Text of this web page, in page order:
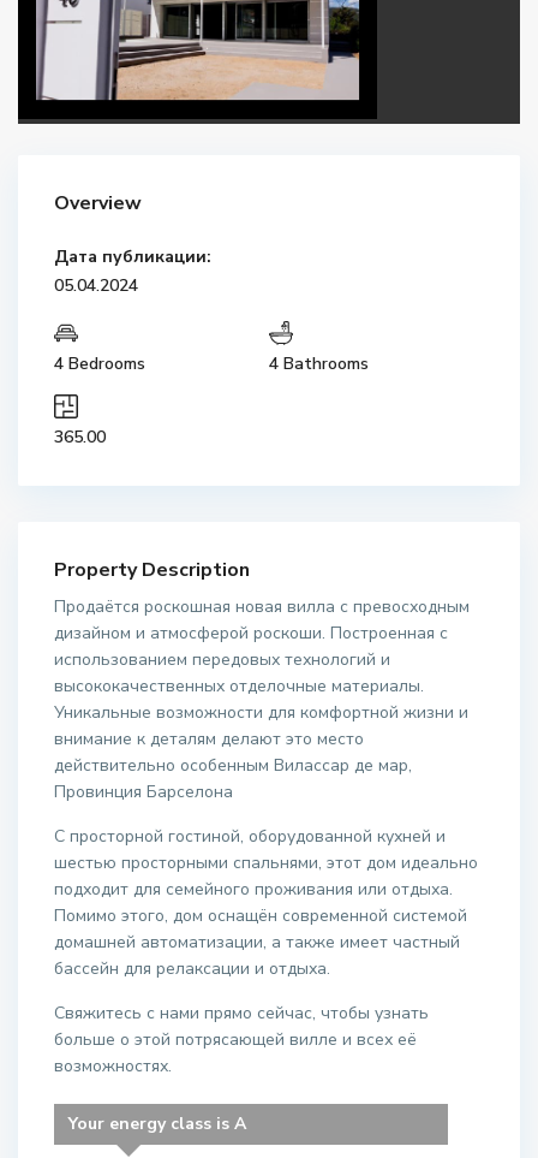
Overview
Дата публикации:
05.04.2024
4 Bedrooms 4 Bathrooms
365.00
Property Description
Продаётся роскошная новая вилла с превосходным
дизайном и атмосферой роскоши. Построенная с
использованием передовых технологий и
высококачественных отделочные материалы.
Уникальные возможности для комфортной жизни и
внимание к деталям делают это место
действительно особенным Вилассар де мар,
Провинция Барселона
С просторной гостиной, оборудованной кухней и
шестью просторными спальнями, этот дом идеально
подходит для семейного проживания или отдыха.
Помимо этого, дом оснащён современной системой
домашней автоматизации, а также имеет частный
бассейн для релаксации и отдыха.
Свяжитесь с нами прямо сейчас, чтобы узнать
больше о этой потрясающей вилле и всех её
возможностях.
Your energy class is A